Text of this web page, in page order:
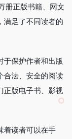
册正版书籍、网文
满足了不同读者的
于保护作者和出版
合法、安全的阅读
正版电子书、影视
着读者可以在手